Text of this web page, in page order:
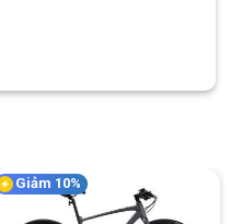
Giảm 10%